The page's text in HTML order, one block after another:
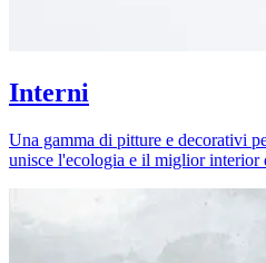
Interni
Una gamma di pitture e decorativi
unisce l'ecologia e il miglior interior